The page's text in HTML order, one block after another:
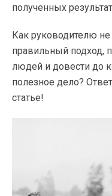
полученных
Как руководителю не
правильный подход,
людей и довести до
полезное дело?
статье!